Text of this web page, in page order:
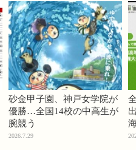
砂金甲子園、神戸女学院が
優勝…全国14校の中高生が
腕競う
2026.7.29